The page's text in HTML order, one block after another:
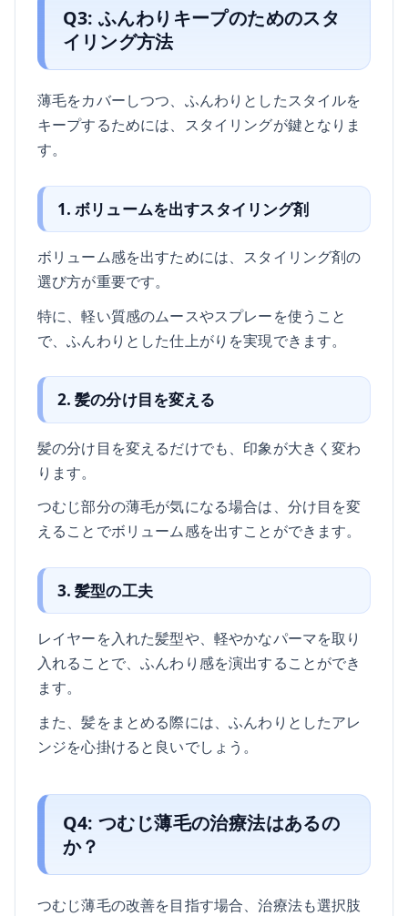
Q3: ふんわりキープのためのスタ
イリング方法
薄毛をカバーしつつ、ふんわりとしたスタイルを
キープするためには、スタイリングが鍵となりま
す。
1. ボリュームを出すスタイリング剤
ボリューム感を出すためには、スタイリング剤の
選び方が重要です。
特に、軽い質感のムースやスプレーを使うこと
で、ふんわりとした仕上がりを実現できます。
2. 髪の分け目を変える
髪の分け目を変えるだけでも、印象が大きく変わ
ります。
つむじ部分の薄毛が気になる場合は、分け目を変
えることでボリューム感を出すことができます。
3. 髪型の工夫
レイヤーを入れた髪型や、軽やかなパーマを取り
入れることで、ふんわり感を演出することができ
ます。
また、髪をまとめる際には、ふんわりとしたアレ
ンジを心掛けると良いでしょう。
Q4: つむじ薄毛の治療法はあるの
か？
つむじ薄毛の改善を目指す場合、治療法も選択肢